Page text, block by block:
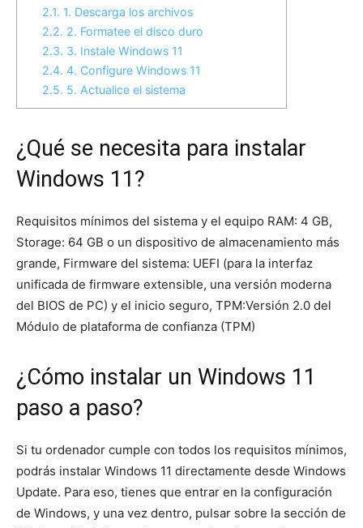
2.1. 1. Descarga los archivos
2.2. 2. Formatee el disco duro
2.3. 3. Instale Windows 11
2.4. 4. Configure Windows 11
2.5. 5. Actualice el sistema
¿Qué se necesita para instalar
Windows 11?
Requisitos mínimos del sistema y el equipo RAM: 4 GB,
Storage: 64 GB o un dispositivo de almacenamiento más
grande, Firmware del sistema: UEFI (para la interfaz
unificada de firmware extensible, una versión moderna
del BIOS de PC) y el inicio seguro, TPM:Versión 2.0 del
Módulo de plataforma de confianza (TPM)
¿Cómo instalar un Windows 11
paso a paso?
Si tu ordenador cumple con todos los requisitos mínimos,
podrás instalar Windows 11 directamente desde Windows
Update. Para eso, tienes que entrar en la configuración
de Windows, y una vez dentro, pulsar sobre la sección de